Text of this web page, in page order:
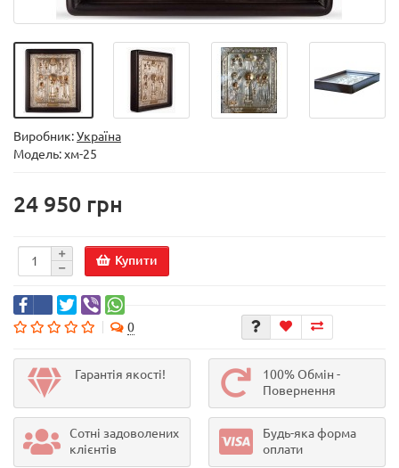
Виробник:Україна
Модель:хм-25
24 950 грн
Купити
0
Гарантія якості!
100% Обмін -
Повернення
Сотні задоволених
клієнтів
Будь-яка форма
оплати